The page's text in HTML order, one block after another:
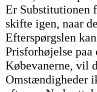
Er Substitutionen
skifte igen, naar
Efterspørgslen
Prisforhøjelse
Købevanerne, vil
Omstændigheder